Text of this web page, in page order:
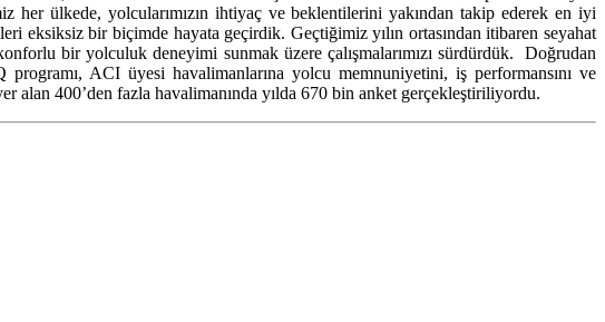
her ülkede, yolcularımızın ihtiyaç ve beklentilerini yakından takip ederek en iyi
eksiksiz bir biçimde hayata geçirdik. Geçtiğimiz yılın ortasından itibaren seyahat
bir yolculuk deneyimi sunmak üzere çalışmalarımızı sürdürdük. Doğrudan
ACI üyesi havalimanlarına yolcu memnuniyetini, iş performansını ve
alan 400’den fazla havalimanında yılda 670 bin anket gerçekleştiriliyordu.